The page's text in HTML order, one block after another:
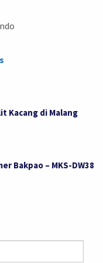
Kacang di Malang
Bakpao – MKS-DW38